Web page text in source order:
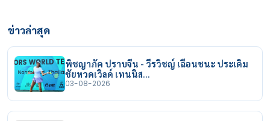
ข่าวล่าสุด
พิชญาภัค ปราบจีน - วีรวิชญ์ เฉือนชนะ ประเดิม
ชัยหวดเวิลด์ เทนนิส…
03-08-2026